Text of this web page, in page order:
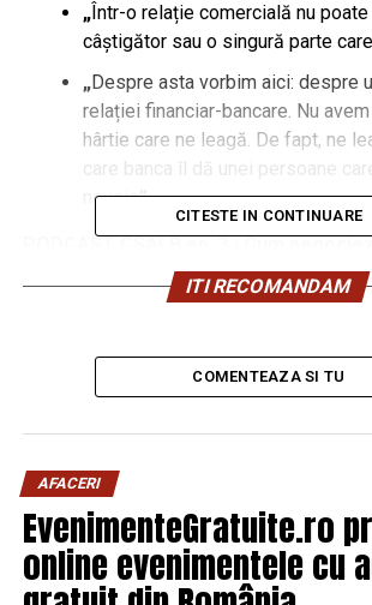
„Într-o relație comercială nu
câștigător sau o singură parte
„Despre asta vorbim aici: despre
relației financiar-bancare. Nu
hârtie care ne leagă. De fapt, ne
care banca îl dă unei persoane
nevoie”
PODCAST CSALB ep. 3 | Cum
„povara unei bucurii”?
CITESTE IN CONTINUARE
ITI RECOMANDAM
COMENTEAZA SI TU
AFACERI
EvenimenteGratuite.ro
online evenimentele cu